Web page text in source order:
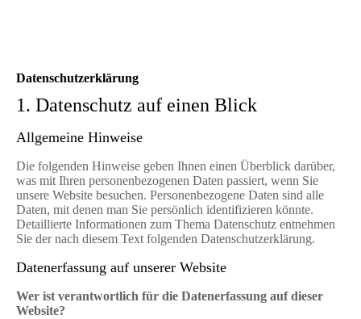
Datenschutzerklärung
1. Datenschutz auf einen Blick
Allgemeine Hinweise
Die folgenden Hinweise geben Ihnen einen Überblick darüber,
was mit Ihren personenbezogenen Daten passiert, wenn Sie
unsere Website besuchen. Personenbezogene Daten sind alle
Daten, mit denen man Sie persönlich identifizieren könnte.
Detaillierte Informationen zum Thema Datenschutz entnehmen
Sie der nach diesem Text folgenden Datenschutzerklärung.
Datenerfassung auf unserer Website
Wer ist verantwortlich für die Datenerfassung auf dieser
Website?